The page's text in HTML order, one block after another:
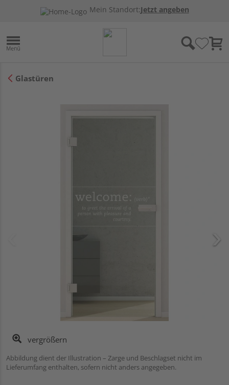
Mein Standort:Jetzt angeben
Glastüren
vergrößern
Abbildung dient der Illustration – Zarge und Beschlagset nicht im
Lieferumfang enthalten, sofern nicht anders angegeben.